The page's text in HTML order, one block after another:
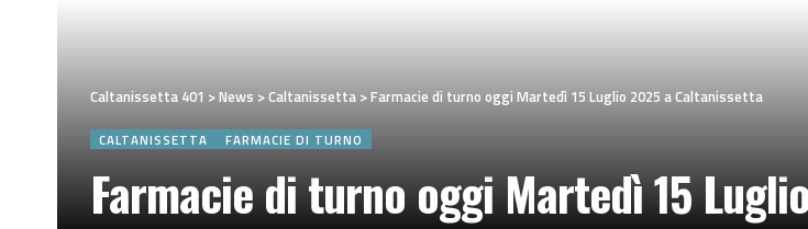
Caltanissetta 401 >News >Caltanissetta >Farmacie di turno oggi Martedì 15 Luglio 2025 a Caltanissetta
CALTANISSETTA FARMACIE DI TURNO
Farmacie di turno oggi Martedì 15